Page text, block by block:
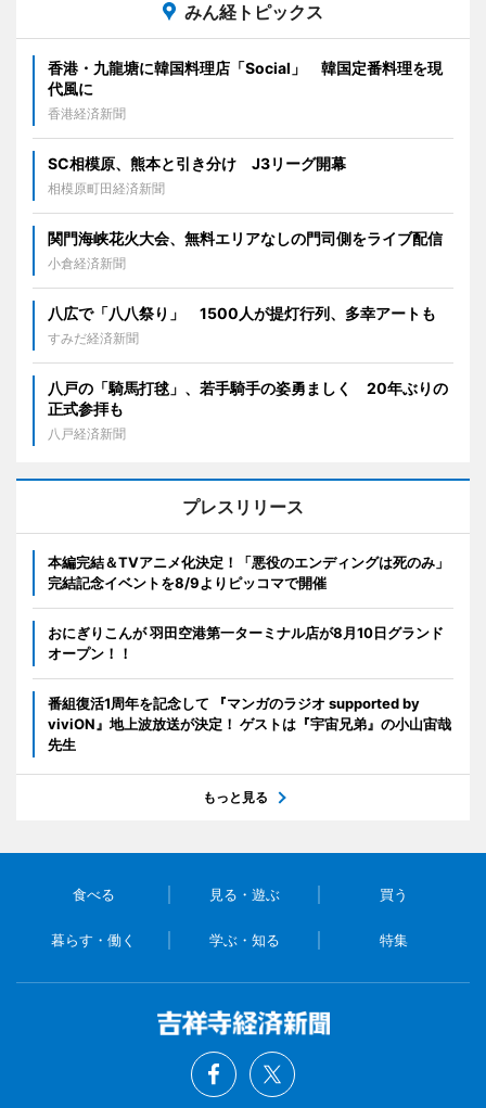
みん経トピックス
香港・九龍塘に韓国料理店「Social」 韓国定番料理を現
代風に
香港経済新聞
SC相模原、熊本と引き分け J3リーグ開幕
相模原町田経済新聞
関門海峡花火大会、無料エリアなしの門司側をライブ配信
小倉経済新聞
八広で「八八祭り」 1500人が提灯行列、多幸アートも
すみだ経済新聞
八戸の「騎馬打毬」、若手騎手の姿勇ましく 20年ぶりの
正式参拝も
八戸経済新聞
プレスリリース
本編完結＆TVアニメ化決定！「悪役のエンディングは死のみ」
完結記念イベントを8/9よりピッコマで開催
おにぎりこんが 羽田空港第一ターミナル店が8月10日グランド
オープン！！
番組復活1周年を記念して 『マンガのラジオ supported by
viviON』地上波放送が決定！ ゲストは『宇宙兄弟』の小山宙哉
先生
もっと見る
食べる 見る・遊ぶ 買う
暮らす・働く 学ぶ・知る 特集